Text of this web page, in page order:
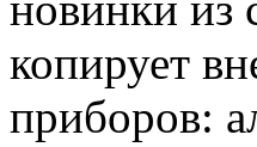
копирует
приборов: